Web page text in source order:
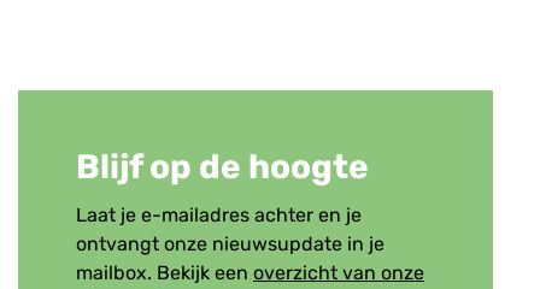
Blijf op de hoogte
Laat je e-mailadres achter en je
ontvangt onze nieuwsupdate in je
mailbox. Bekijk een overzicht van onze